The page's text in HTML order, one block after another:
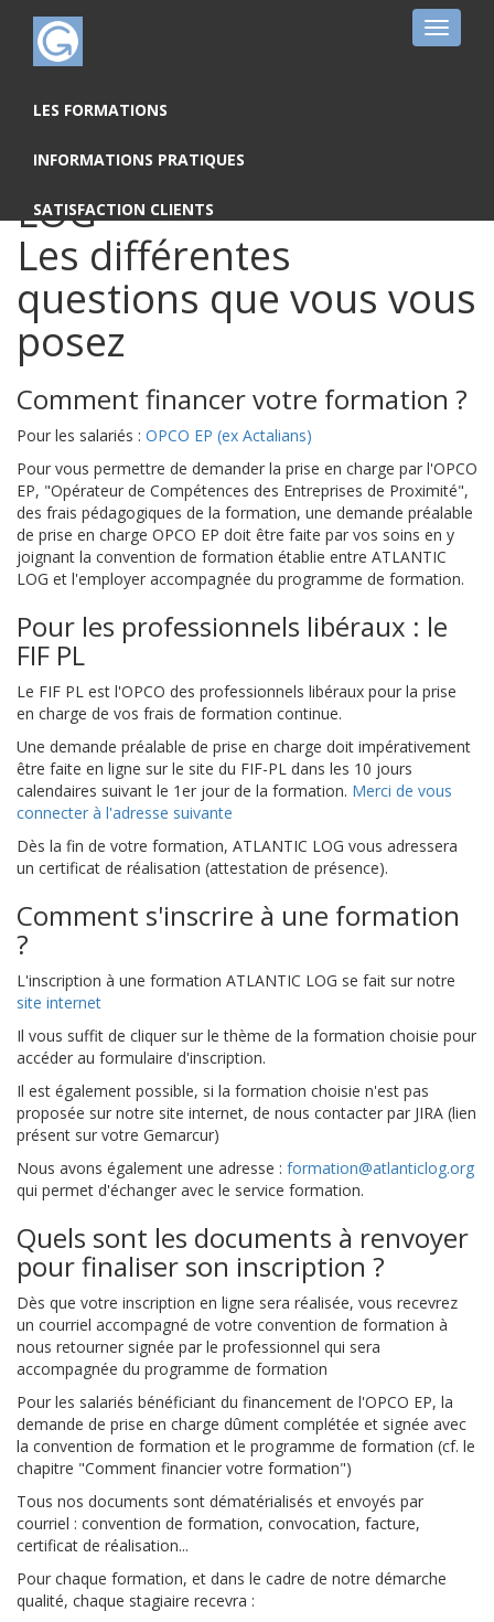
Toggle
LES FORMATIONS
INFORMATIONS PRATIQUES
SATISFACTION CLIENTS
FAQ : S'inscrire à une
formation ATLANTIC
LOG
Les différentes
questions que vous vous
posez
Comment financer votre formation ?
Pour les salariés : OPCO EP (ex Actalians)
Pour vous permettre de demander la prise en charge par l'OPCO
EP, "Opérateur de Compétences des Entreprises de Proximité",
des frais pédagogiques de la formation, une demande préalable
de prise en charge OPCO EP doit être faite par vos soins en y
joignant la convention de formation établie entre ATLANTIC
LOG et l'employer accompagnée du programme de formation.
Pour les professionnels libéraux : le
FIF PL
Le FIF PL est l'OPCO des professionnels libéraux pour la prise
en charge de vos frais de formation continue.
Une demande préalable de prise en charge doit impérativement
être faite en ligne sur le site du FIF-PL dans les 10 jours
calendaires suivant le 1er jour de la formation. Merci de vous
connecter à l'adresse suivante
Dès la fin de votre formation, ATLANTIC LOG vous adressera
un certificat de réalisation (attestation de présence).
Comment s'inscrire à une formation
?
L'inscription à une formation ATLANTIC LOG se fait sur notre
site internet
Il vous suffit de cliquer sur le thème de la formation choisie pour
accéder au formulaire d'inscription.
Il est également possible, si la formation choisie n'est pas
proposée sur notre site internet, de nous contacter par JIRA (lien
présent sur votre Gemarcur)
Nous avons également une adresse : formation@atlanticlog.org
qui permet d'échanger avec le service formation.
Quels sont les documents à renvoyer
pour finaliser son inscription ?
Dès que votre inscription en ligne sera réalisée, vous recevrez
un courriel accompagné de votre convention de formation à
nous retourner signée par le professionnel qui sera
accompagnée du programme de formation
Pour les salariés bénéficiant du financement de l'OPCO EP, la
demande de prise en charge dûment complétée et signée avec
la convention de formation et le programme de formation (cf. le
chapitre "Comment financier votre formation")
Tous nos documents sont dématérialisés et envoyés par
courriel : convention de formation, convocation, facture,
certificat de réalisation...
Pour chaque formation, et dans le cadre de notre démarche
qualité, chaque stagiaire recevra :